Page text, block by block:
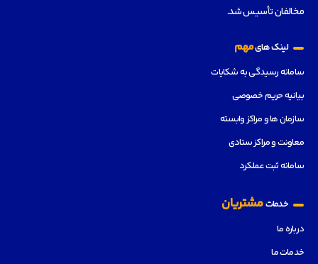
مخالفان تأسیس شد.
لینک هایمهم
سامانه رسیدگی به شکایات
بیانیه حریم خصوصی
سازمان ها و مراکز وابسته
معاونت و مراکز ستادی
سامانه ثبت عملکرد
خدماتمشتریان
درباره ما
خدمات ما